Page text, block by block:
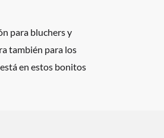
para bluchers y
también para los
en estos bonitos